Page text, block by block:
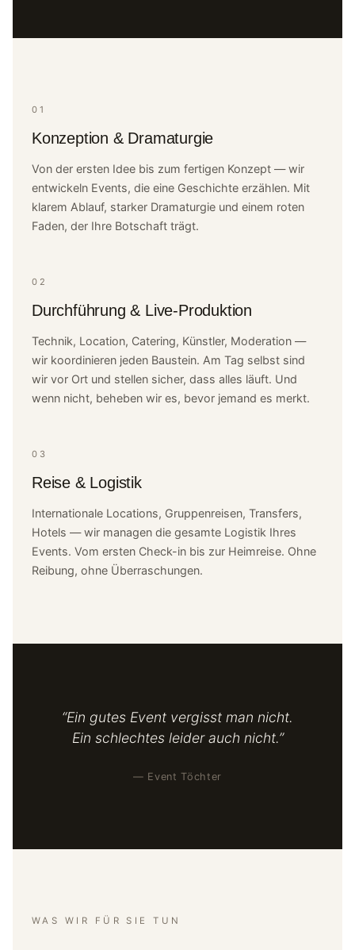
01
Konzeption & Dramaturgie
Von der ersten Idee bis zum fertigen Konzept — wir
entwickeln Events, die eine Geschichte erzählen. Mit
klarem Ablauf, starker Dramaturgie und einem roten
Faden, der Ihre Botschaft trägt.
02
Durchführung & Live-Produktion
Technik, Location, Catering, Künstler, Moderation —
wir koordinieren jeden Baustein. Am Tag selbst sind
wir vor Ort und stellen sicher, dass alles läuft. Und
wenn nicht, beheben wir es, bevor jemand es merkt.
03
Reise & Logistik
Internationale Locations, Gruppenreisen, Transfers,
Hotels — wir managen die gesamte Logistik Ihres
Events. Vom ersten Check-in bis zur Heimreise. Ohne
Reibung, ohne Überraschungen.
“Ein gutes Event vergisst man nicht.
Ein schlechtes leider auch nicht.”
— Event Töchter
WAS WIR FÜR SIE TUN